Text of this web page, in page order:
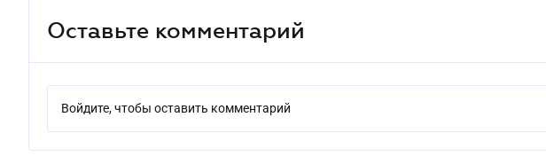
Оставьте комментарий
Войдите, чтобы оставить комментарий